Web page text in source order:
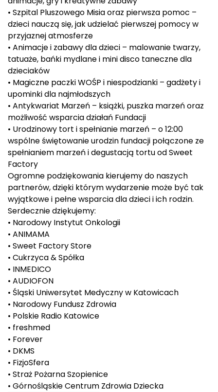
• Szpital Pluszowego Misia oraz pierwsza pomoc –
dzieci nauczą się, jak udzielać pierwszej pomocy w
przyjaznej atmosferze
• Animacje i zabawy dla dzieci – malowanie twarzy,
tatuaże, bańki mydlane i mini disco taneczne dla
dzieciaków
• Magiczne paczki WOŚP i niespodzianki – gadżety i
upominki dla najmłodszych
• Antykwariat Marzeń – książki, puszka marzeń oraz
możliwość wsparcia działań Fundacji
• Urodzinowy tort i spełnianie marzeń – o 12:00
wspólne świętowanie urodzin fundacji połączone ze
spełnianiem marzeń i degustacją tortu od Sweet
Factory
Ogromne podziękowania kierujemy do naszych
partnerów, dzięki którym wydarzenie może być tak
wyjątkowe i pełne wsparcia dla dzieci i ich rodzin.
Serdecznie dziękujemy:
• Narodowy Instytut Onkologii
• ANIMAMA
• Sweet Factory Store
• Cukrzyca & Spółka
• INMEDICO
• AUDIOFON
• Śląski Uniwersytet Medyczny w Katowicach
• Narodowy Fundusz Zdrowia
• Polskie Radio Katowice
• freshmed
• Forever
• DKMS
• FizjoSfera
• Straż Pożarna Szopienice
• Górnośląskie Centrum Zdrowia Dziecka